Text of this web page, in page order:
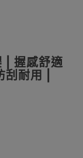
| 握感舒適
耐用 |